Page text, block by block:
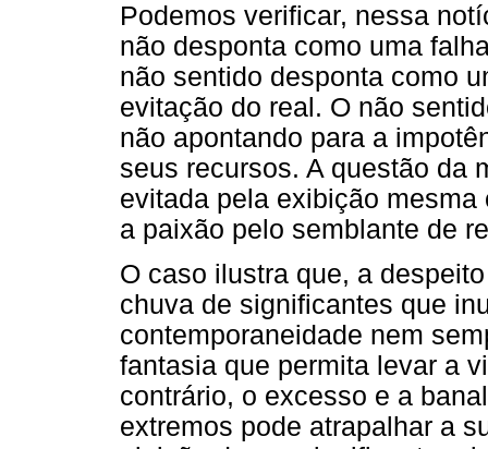
Podemos verificar, nessa
não desponta como uma
não sentido desponta como
evitação do real. O não
não apontando para a
seus recursos. A questão da
evitada pela exibição
a paixão pelo semblante de
O caso ilustra que, a
chuva de significantes que
contemporaneidade nem
fantasia que permita levar a
contrário, o excesso e a
extremos pode atrapalhar a